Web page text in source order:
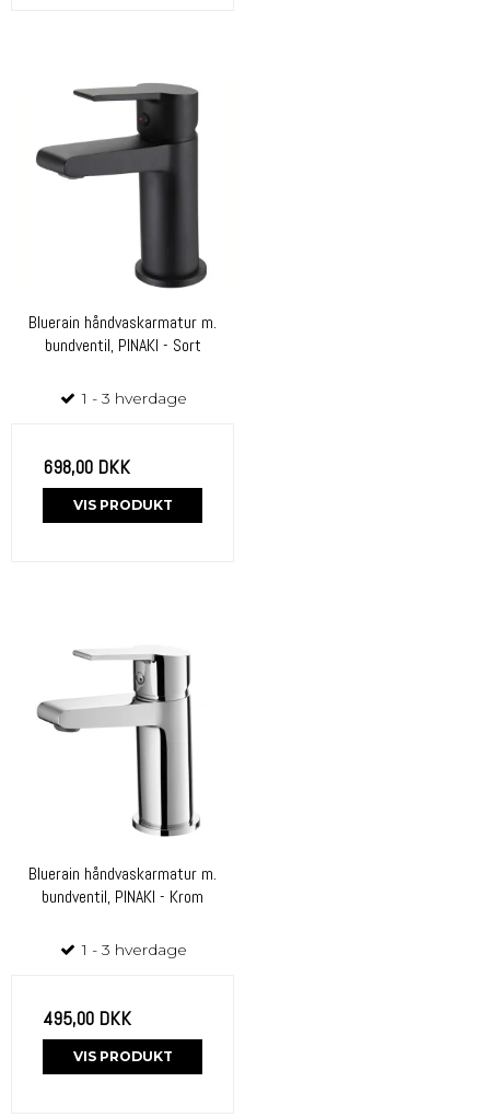
Bluerain håndvaskarmatur m.
bundventil, PINAKI - Sort
1 - 3 hverdage
698,00 DKK
VIS PRODUKT
Bluerain håndvaskarmatur m.
bundventil, PINAKI - Krom
1 - 3 hverdage
495,00 DKK
VIS PRODUKT